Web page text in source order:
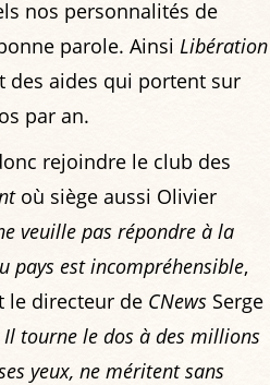
nos personnalités de
parole. Ainsi Libération
des aides qui portent sur
par an.
rejoindre le club des
où siège aussi Olivier
veuille pas répondre à la
pays est incompréhensible,
le directeur de CNews Serge
Il tourne le dos à des millions
yeux, ne méritent sans